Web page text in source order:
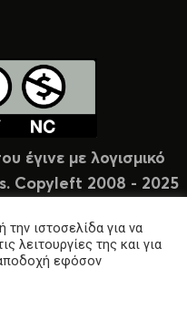
έγινε με λογισμικό
Copyleft 2008 - 2025
ιστοσελίδα για να
λειτουργίες της και για
εφόσον